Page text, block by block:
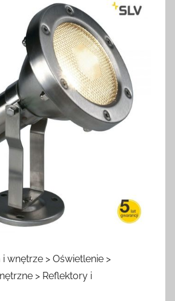
i wnętrze > Oświetlenie >
> Reflektory i